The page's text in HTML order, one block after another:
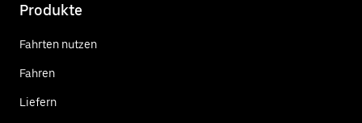
Produkte
Fahrten nutzen
Fahren
Liefern